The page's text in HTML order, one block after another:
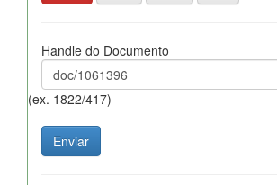
Handle do Documento
(ex. 1822/417)